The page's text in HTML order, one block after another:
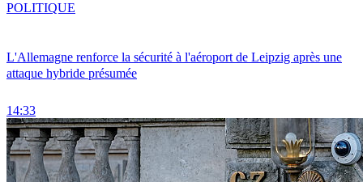
L'Allemagne renforce la sécurité à l'aéroport de Leipzig après une
attaque hybride présumée
14:33
POLITIQUE